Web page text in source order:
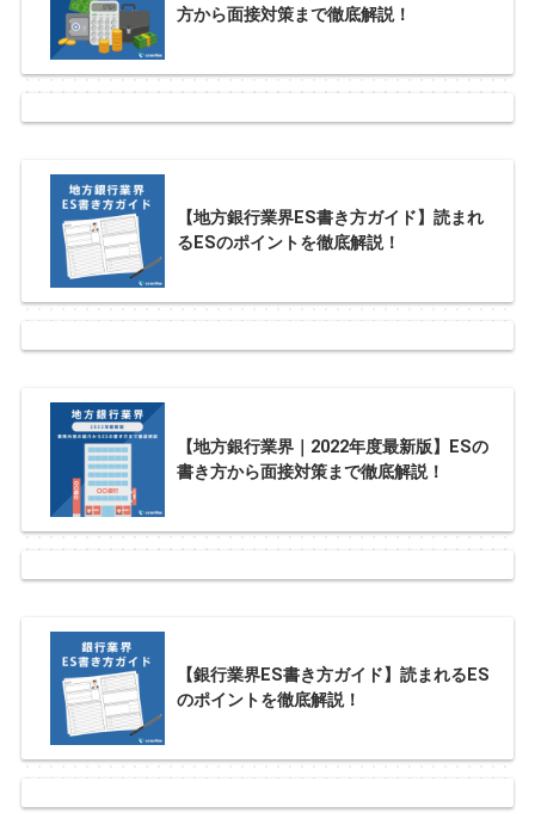
方から面接対策まで徹底解説！
【地方銀行業界ES書き方ガイド】読まれ
るESのポイントを徹底解説！
【地方銀行業界｜2022年度最新版】ESの
書き方から面接対策まで徹底解説！
【銀行業界ES書き方ガイド】読まれるES
のポイントを徹底解説！